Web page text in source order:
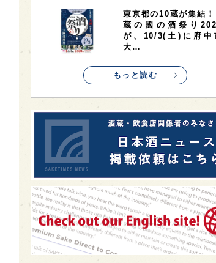
イギリス 1 ノルウェー 1 新宿区 1
歌舞伎町 1 1 鳥取県 1
saketimes_image_4
東京都の10蔵が集結！
蔵の國の酒祭り
が、10/3(土)に府中
大…
もっと読む